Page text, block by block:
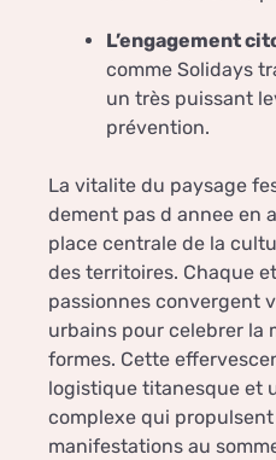
L’engagement
comme Solidays
un très puissant
prévention.
La vitalite du paysage
dement pas d annee en
place centrale de la
des territoires. Chaque
passionnes convergent
urbains pour celebrer la
formes. Cette
logistique titanesque et
complexe qui
manifestations au